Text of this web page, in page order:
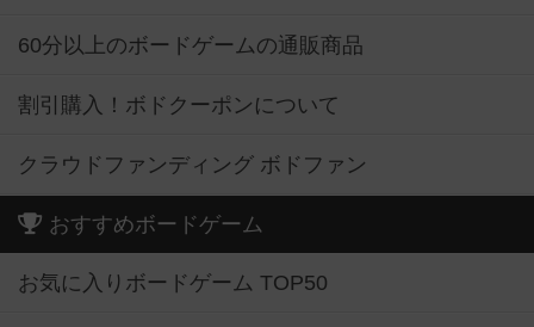
60分以上のボードゲームの通販商品
割引購入！ボドクーポンについて
クラウドファンディング ボドファン
おすすめボードゲーム
お気に入りボードゲーム TOP50